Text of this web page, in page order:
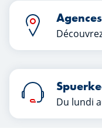
Agences
Du lundi